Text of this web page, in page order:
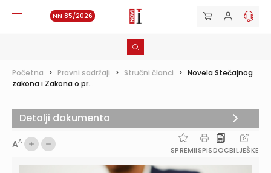
NN 85/2026
Početna > Pravni sadržaji > Stručni članci > Novela Stečajnog
zakona i Zakona o pr...
AA
SPREMIISPISDOCBILJEŠKE
Detalji dokumenta